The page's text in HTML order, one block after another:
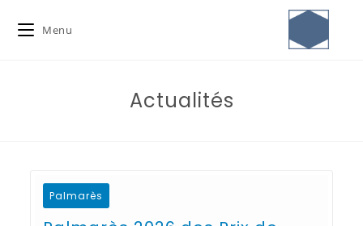
Menu
Actualités
Palmarès